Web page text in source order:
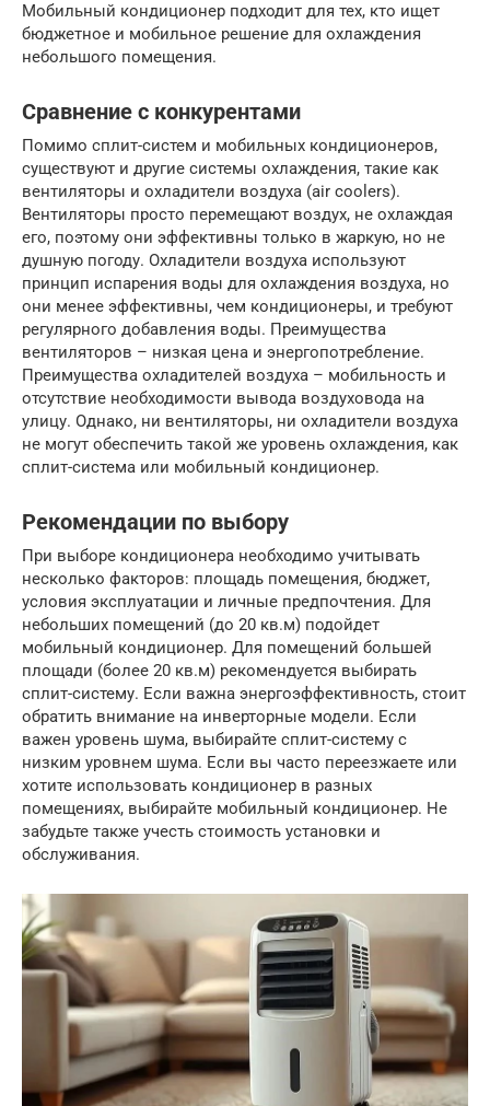
Мобильный кондиционер подходит для тех, кто ищет
бюджетное и мобильное решение для охлаждения
небольшого помещения.
Сравнение с конкурентами
Помимо сплит-систем и мобильных кондиционеров,
существуют и другие системы охлаждения, такие как
вентиляторы и охладители воздуха (air coolers).
Вентиляторы просто перемещают воздух, не охлаждая
его, поэтому они эффективны только в жаркую, но не
душную погоду. Охладители воздуха используют
принцип испарения воды для охлаждения воздуха, но
они менее эффективны, чем кондиционеры, и требуют
регулярного добавления воды. Преимущества
вентиляторов – низкая цена и энергопотребление.
Преимущества охладителей воздуха – мобильность и
отсутствие необходимости вывода воздуховода на
улицу. Однако, ни вентиляторы, ни охладители воздуха
не могут обеспечить такой же уровень охлаждения, как
сплит-система или мобильный кондиционер.
Рекомендации по выбору
При выборе кондиционера необходимо учитывать
несколько факторов: площадь помещения, бюджет,
условия эксплуатации и личные предпочтения. Для
небольших помещений (до 20 кв.м) подойдет
мобильный кондиционер. Для помещений большей
площади (более 20 кв.м) рекомендуется выбирать
сплит-систему. Если важна энергоэффективность, стоит
обратить внимание на инверторные модели. Если
важен уровень шума, выбирайте сплит-систему с
низким уровнем шума. Если вы часто переезжаете или
хотите использовать кондиционер в разных
помещениях, выбирайте мобильный кондиционер. Не
забудьте также учесть стоимость установки и
обслуживания.